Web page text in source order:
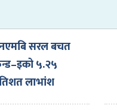
सरल बचत
५.२५
लाभांश